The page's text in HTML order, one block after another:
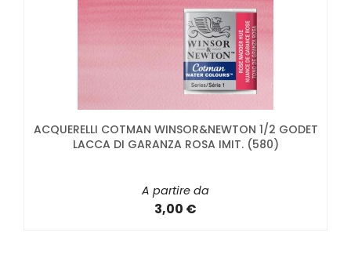
ACQUERELLI COTMAN WINSOR&NEWTON 1/2 GODET
LACCA DI GARANZA ROSA IMIT. (580)
A partire da
3,00 €